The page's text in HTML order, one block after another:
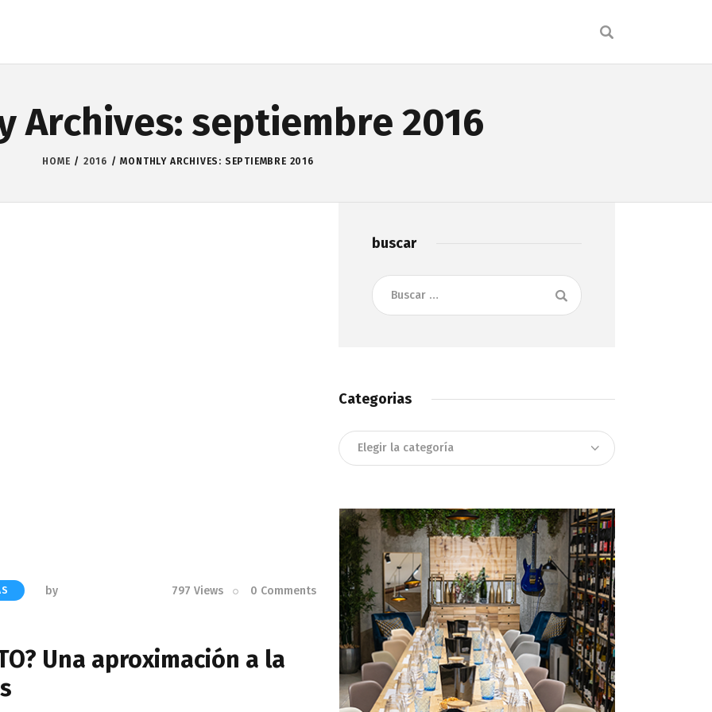
Archives: septiembre 2016
HOME 2016 MONTHLY ARCHIVES: SEPTIEMBRE 2016
by 797 Views 0 Comments
Una aproximación a la
buscar
Buscar:
Categorias
Categorias